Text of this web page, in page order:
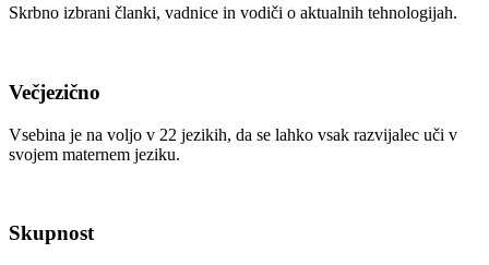
Skrbno izbrani članki, vadnice in vodiči o aktualnih tehnologijah.
Večjezično
Vsebina je na voljo v 22 jezikih, da se lahko vsak razvijalec uči v
svojem maternem jeziku.
Skupnost